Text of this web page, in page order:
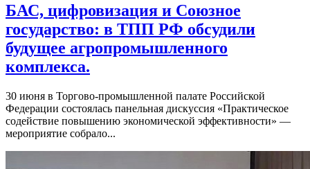
БАС, цифровизация и Союзное
государство: в ТПП РФ обсудили
будущее агропромышленного
комплекса.
30 июня в Торгово-промышленной палате Российской
Федерации состоялась панельная дискуссия «Практическое
содействие повышению экономической эффективности» —
мероприятие собрало...